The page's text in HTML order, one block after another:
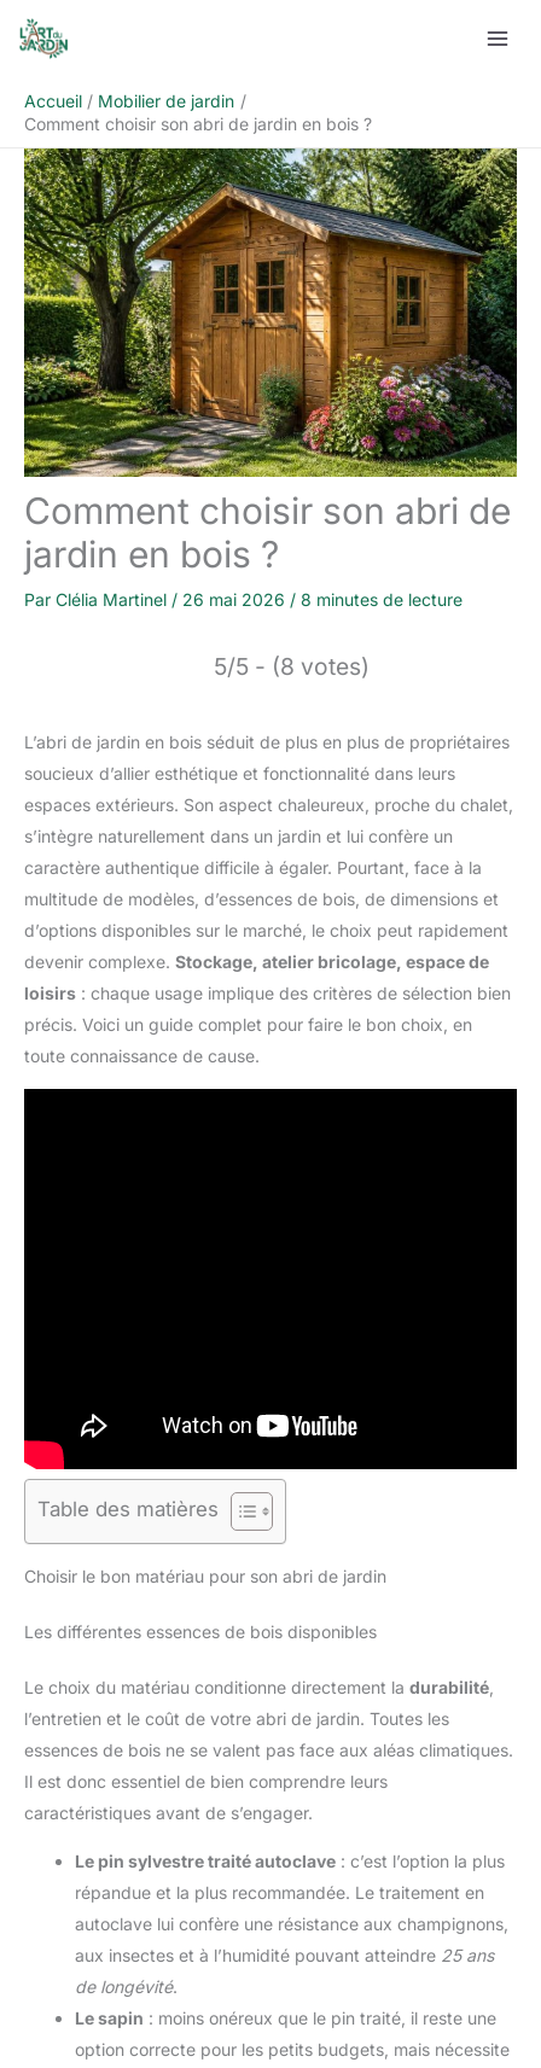
Aller
Accueil
Mobilier de jardin
Comment choisir son abri de jardin en bois ?
Comment choisir son abri de
jardin en bois ?
Par Clélia Martinel / 26 mai 2026 / 8 minutes de lecture
5/5 - (8 votes)
L’abri de jardin en bois séduit de plus en plus de propriétaires
soucieux d’allier esthétique et fonctionnalité dans leurs
espaces extérieurs. Son aspect chaleureux, proche du chalet,
s’intègre naturellement dans un jardin et lui confère un
caractère authentique difficile à égaler. Pourtant, face à la
multitude de modèles, d’essences de bois, de dimensions et
d’options disponibles sur le marché, le choix peut rapidement
devenir complexe. Stockage, atelier bricolage, espace de
loisirs : chaque usage implique des critères de sélection bien
précis. Voici un guide complet pour faire le bon choix, en
toute connaissance de cause.
Table des matières
Choisir le bon matériau pour son abri de jardin
Les différentes essences de bois disponibles
Le choix du matériau conditionne directement la durabilité
l’entretien et le coût de votre abri de jardin. Toutes les
essences de bois ne se valent pas face aux aléas climatiques.
Il est donc essentiel de bien comprendre leurs
caractéristiques avant de s’engager.
Le pin sylvestre traité autoclave : c’est l’option la plus
répandue et la plus recommandée. Le traitement en
autoclave lui confère une résistance aux champignons,
aux insectes et à l’humidité pouvant atteindre 25 ans
de longévité.
Le sapin : moins onéreux que le pin traité, il reste une
option correcte pour les petits budgets, mais nécessite
Rechercher